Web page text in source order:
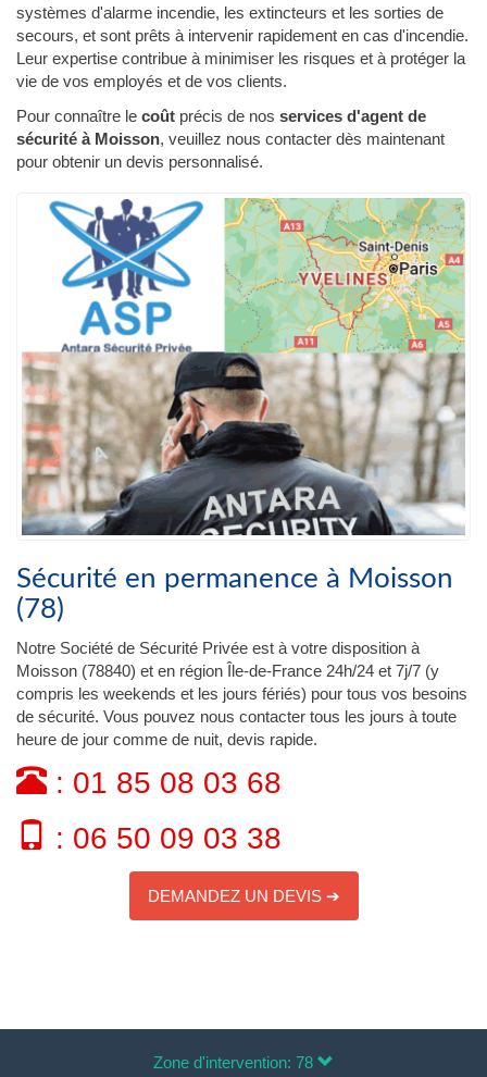
systèmes d'alarme incendie, les extincteurs et les sorties de
secours, et sont prêts à intervenir rapidement en cas d'incendie.
Leur expertise contribue à minimiser les risques et à protéger la
vie de vos employés et de vos clients.
Pour connaître le coût précis de nos services d'agent de
sécurité à Moisson, veuillez nous contacter dès maintenant
pour obtenir un devis personnalisé.
Sécurité en permanence à Moisson
(78)
Notre Société de Sécurité Privée est à votre disposition à
Moisson (78840) et en région Île-de-France 24h/24 et 7j/7 (y
compris les weekends et les jours fériés) pour tous vos besoins
de sécurité. Vous pouvez nous contacter tous les jours à toute
heure de jour comme de nuit, devis rapide.
: 01 85 08 03 68
: 06 50 09 03 38
DEMANDEZ UN DEVIS ➔
Zone d'intervention: 78